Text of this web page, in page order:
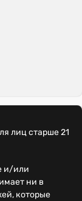
лиц старше 21
и/или
ни в
которые